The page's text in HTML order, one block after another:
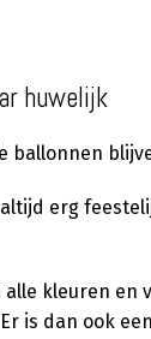
huwelijk
ballonnen
erg
alle kleuren en
is dan ook